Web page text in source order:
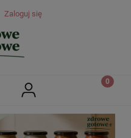
Zaloguj się